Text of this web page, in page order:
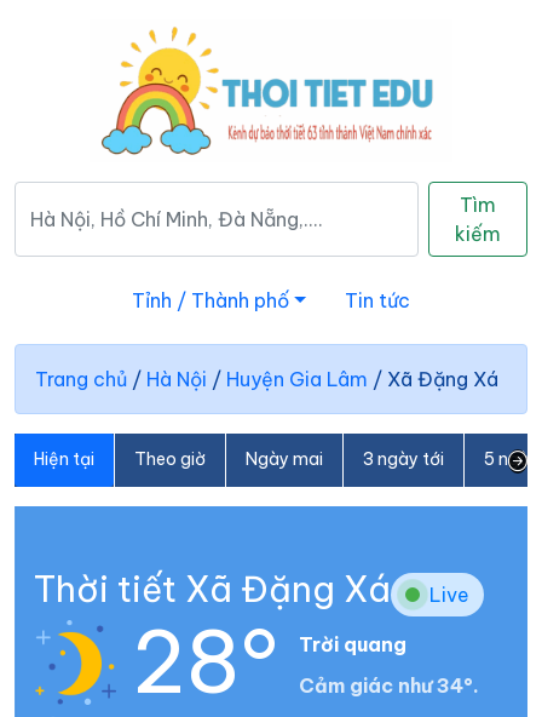
Tìm
kiếm
Tỉnh / Thành phố Tin tức
Trang chủ / Hà Nội / Huyện Gia Lâm / Xã Đặng Xá
Hiện tại Theo giờ Ngày mai 3 ngày tới 5
Thời tiết Xã Đặng Xá Live
28°
Trời quang
Cảm giác như 34°.